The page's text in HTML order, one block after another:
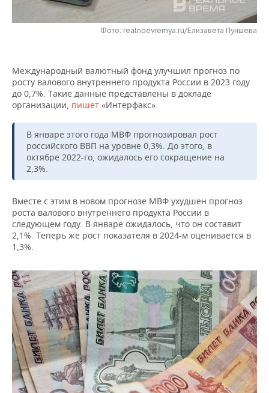
НЕФТЕХИМИЯ
ЭНЕРГЕТИКА
РОЗНИЧНАЯ ТОРГОВЛЯ
УСЛУГИ
НОВОСТИ ТЕХНОЛОГИЙ
МЕДИА
ТЕЛЕКОММУНИКАЦИИ
МЕРОПРИЯТИЯ
ВЫЕЗДНАЯ РЕДАКЦИЯ
БИЗНЕС-БРАНЧИ
ONLINE-КОНФЕРЕНЦИИ
ОТКРЫТАЯ ЛЕКЦИЯ
НОВОСТИ СПОРТА
ФУТБОЛ
ХОККЕЙ
БАСКЕТБОЛ
КИБЕРСПОРТ
ФИГУРНОЕ КАТАНИЕ
ВОДНЫЕ ВИДЫ СПОРТА
ХОККЕЙ С МЯЧОМ
ОБЩЕСТВО
НОВОСТИ ОБЩЕСТВА
ВЛАСТЬ
ИНФРАСТРУКТУРА
КУЛЬТУРА
МЕДИЦИНА
ОБРАЗОВАНИЕ
ПРОИСШЕСТВИЯ
ФОТОГАЛЕРЕЯ
СЮЖЕТЫ
СПРАВОЧНИК
СПИСОК КОМПАНИЙ
Фото: realnoevremya.ru/Елизавета Пуншева
Международный валютный фонд улучшил прогноз по
росту валового внутреннего продукта России в 2023 году
до 0,7%. Такие данные представлены в докладе
организации, пишет «Интерфакс».
В январе этого года МВФ прогнозировал рост
российского ВВП на уровне 0,3%. До этого, в
октябре 2022-го, ожидалось его сокращение на
2,3%.
Вместе с этим в новом прогнозе МВФ ухудшен прогноз
роста валового внутреннего продукта России в
следующем году. В январе ожидалось, что он составит
2,1%. Теперь же рост показателя в 2024-м оценивается в
1,3%.